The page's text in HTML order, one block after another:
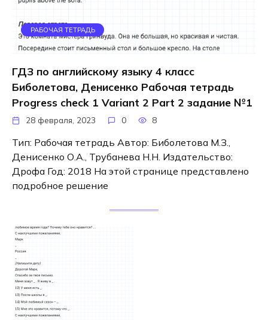
РАБОЧАЯ ТЕТРАДЬ
ГДЗ по английскому языку 4 класс
Биболетова, Денисенко Рабочая тетрадь
Progress check 1 Variant 2 Part 2 задание №1
28 февраля, 2023 0 8
Тип: Рабочая тетрадь Автор: Биболетова М.З.,
Денисенко О.А., Трубанева Н.Н. Издательство:
Дрофа Год: 2018 На этой странице представлено
подробное решение